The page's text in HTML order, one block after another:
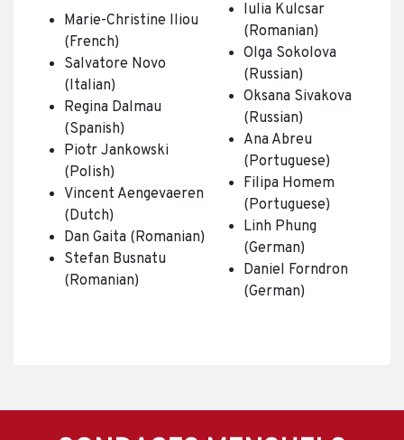
Marie-Christine Iliou
(French)
Salvatore Novo
(Italian)
Regina Dalmau
(Spanish)
Piotr Jankowski
(Polish)
Vincent Aengevaeren
(Dutch)
Dan Gaita (Romanian)
Stefan Busnatu
(Romanian)
Iulia Kulcsar
(Romanian)
Olga Sokolova
(Russian)
Oksana Sivakova
(Russian)
Ana Abreu
(Portuguese)
Filipa Homem
(Portuguese)
Linh Phung
(German)
Daniel Forndron
(German)